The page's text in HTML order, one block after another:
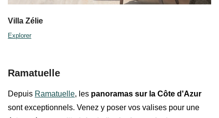
Villa Zélie
Explorer
Ramatuelle
Depuis Ramatuelle, les panoramas sur la Côte d'Azur
sont exceptionnels. Venez y poser vos valises pour une